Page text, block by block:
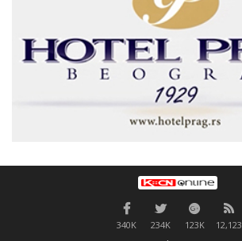
340K 234K 123K 12,123